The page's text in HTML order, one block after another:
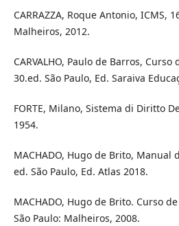
CARRAZZA, Roque Antonio, ICMS,
Malheiros, 2012.
CARVALHO, Paulo de Barros,
30.ed. São Paulo, Ed. Saraiva
FORTE, Milano, Sistema di Diritto
1954.
MACHADO, Hugo de Brito, Manual
ed. São Paulo, Ed. Atlas 2018.
MACHADO, Hugo de Brito. Curso
São Paulo: Malheiros, 2008.